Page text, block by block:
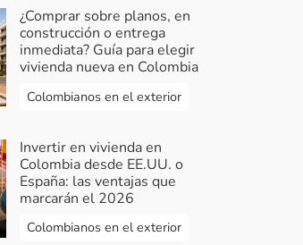
¿Comprar sobre planos, en
construcción o entrega
inmediata? Guía para elegir
vivienda nueva en Colombia
Colombianos en el exterior
Invertir en vivienda en
Colombia desde EE.UU. o
España: las ventajas que
marcarán el 2026
Colombianos en el exterior